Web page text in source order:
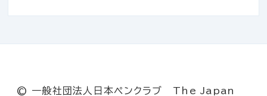
© 一般社団法人日本ペンクラブ The Japan